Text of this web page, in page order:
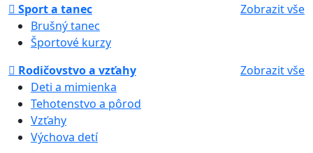
Sport a tanec
Zobrazit vše
Brušný tanec
Športové kurzy
Rodičovstvo a vzťahy
Zobrazit vše
Deti a mimienka
Tehotenstvo a pôrod
Vzťahy
Výchova detí